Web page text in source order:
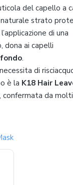
del capello a
naturale strato
di una
dona ai capelli
.
di
è la K18 Hair
confermata da